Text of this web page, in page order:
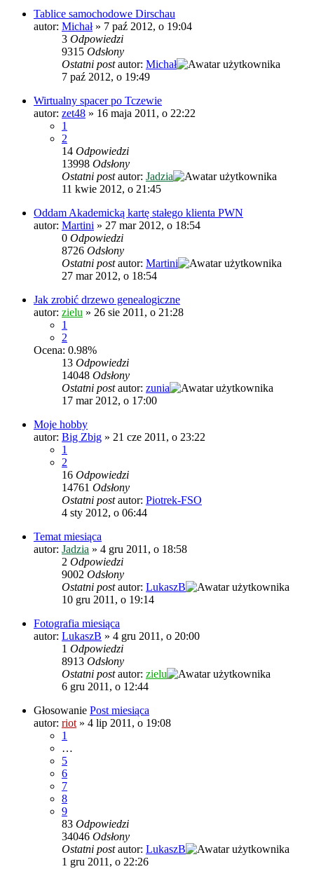
Tablice samochodowe Dirschau
autor: Michał» 7 paź 2012, o 19:04
3 Odpowiedzi
9315 Odsłony
Ostatni postautor: Michał
7 paź 2012, o 19:49
Wirtualny spacer po Tczewie
autor: zet48 » 16 maja 2011, o 22:22
1
2
14 Odpowiedzi
13998 Odsłony
Ostatni postautor: Jadzia
11 kwie 2012, o 21:45
Oddam Akademicką kartę stałego klienta PWN
autor: Martini » 27 mar 2012, o 18:54
0 Odpowiedzi
8726 Odsłony
Ostatni postautor: Martini
27 mar 2012, o 18:54
Jak zrobić drzewo genealogiczne
autor: zielu » 26 sie 2011, o 21:28
1
2
Ocena: 0.98%
13 Odpowiedzi
14048 Odsłony
Ostatni postautor: zunia
17 mar 2012, o 17:00
Moje hobby
autor: Big Zbig » 21 cze 2011, o 23:22
1
2
16 Odpowiedzi
14761 Odsłony
Ostatni postautor: Piotrek-FSO
4 sty 2012, o 06:44
Temat miesiąca
autor: Jadzia » 4 gru 2011, o 18:58
2 Odpowiedzi
9002 Odsłony
Ostatni postautor: LukaszB
10 gru 2011, o 19:14
Fotografia miesiąca
autor: LukaszB » 4 gru 2011, o 20:00
1 Odpowiedzi
8913 Odsłony
Ostatni postautor: zielu
6 gru 2011, o 12:44
Głosowanie Post miesiąca
autor: riot » 4 lip 2011, o 19:08
1
…
5
6
7
8
9
83 Odpowiedzi
34046 Odsłony
Ostatni postautor: LukaszB
1 gru 2011, o 22:26